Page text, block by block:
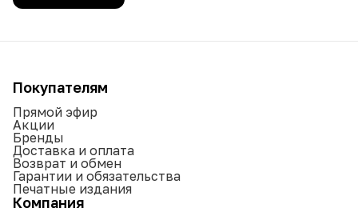
Покупателям
Прямой эфир
Акции
Бренды
Доставка и оплата
Возврат и обмен
Гарантии и обязательства
Печатные издания
Компания